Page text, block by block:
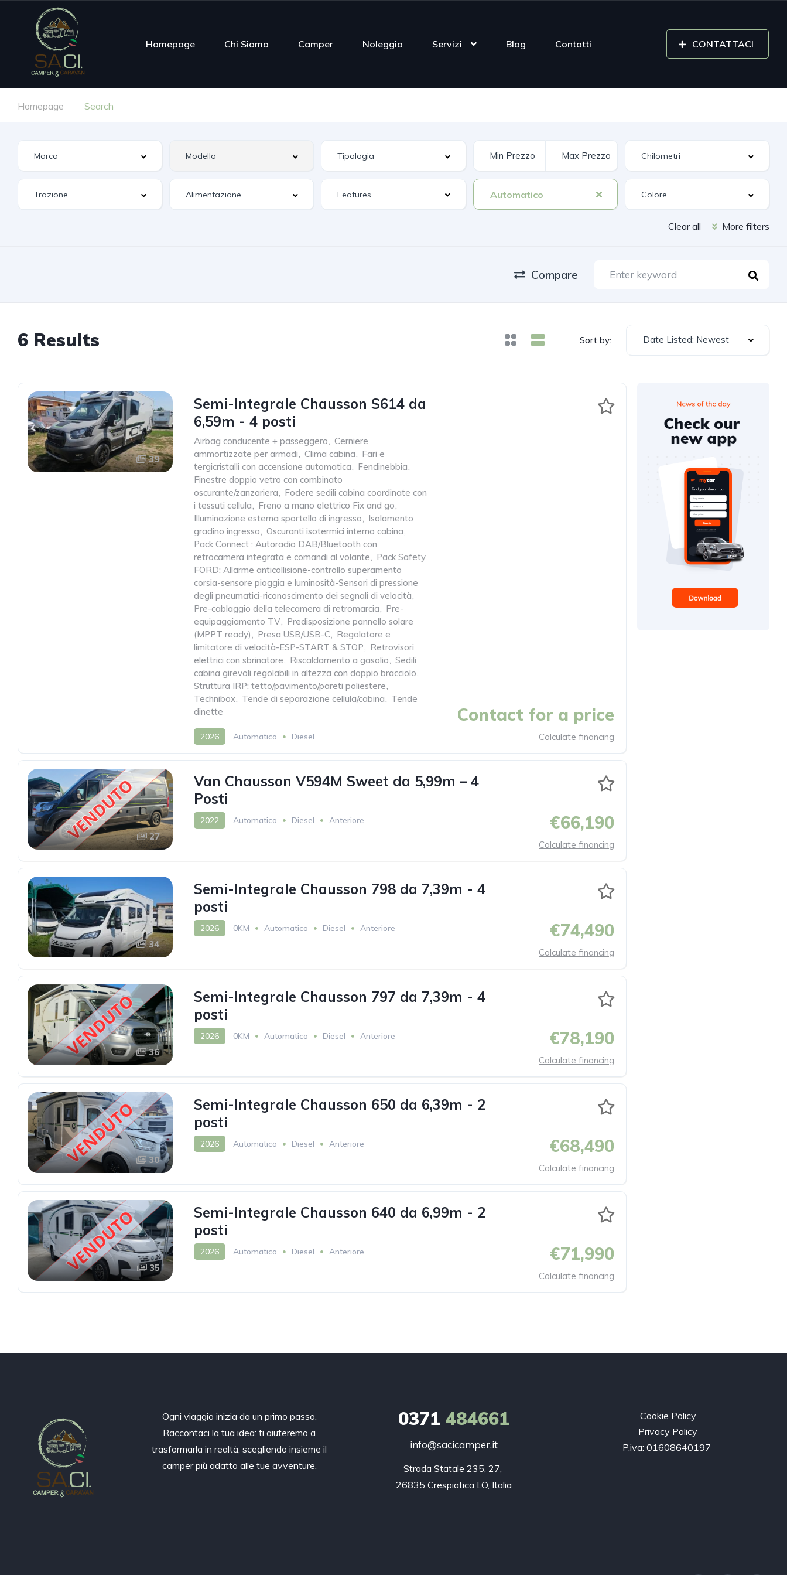
Homepage Chi Siamo Camper Noleggio Servizi Blog Contatti CONTATTACI
Homepage Search
Features Automatico
Clear all More filters
Compare
6 Results Sort by: Date Listed: Newest
39
Semi-Integrale Chausson S614 da
6,59m - 4 posti
Airbag conducente + passeggero, Cerniere
ammortizzate per armadi, Clima cabina, Fari e
tergicristalli con accensione automatica, Fendinebbia,
Finestre doppio vetro con combinato
oscurante/zanzariera, Fodere sedili cabina coordinate con
i tessuti cellula, Freno a mano elettrico Fix and go,
Illuminazione esterna sportello di ingresso, Isolamento
gradino ingresso, Oscuranti isotermici interno cabina,
Pack Connect : Autoradio DAB/Bluetooth con
retrocamera integrata e comandi al volante, Pack Safety
FORD: Allarme anticollisione-controllo superamento
corsia-sensore pioggia e luminosità-Sensori di pressione
degli pneumatici-riconoscimento dei segnali di velocità,
Pre-cablaggio della telecamera di retromarcia, Pre-
equipaggiamento TV, Predisposizione pannello solare
(MPPT ready), Presa USB/USB-C, Regolatore e
limitatore di velocità-ESP-START & STOP, Retrovisori
elettrici con sbrinatore, Riscaldamento a gasolio, Sedili
cabina girevoli regolabili in altezza con doppio bracciolo,
Struttura IRP: tetto/pavimento/pareti poliestere,
Technibox, Tende di separazione cellula/cabina, Tende
dinette
2026 Automatico Diesel
Contact for a price
Calculate financing
27
Van Chausson V594M Sweet da 5,99m – 4
Posti
2022 Automatico Diesel Anteriore €66,190
Calculate financing
34
Semi-Integrale Chausson 798 da 7,39m - 4
posti
2026 0KM Automatico Diesel Anteriore €74,490
Calculate financing
36
Semi-Integrale Chausson 797 da 7,39m - 4
posti
2026 0KM Automatico Diesel Anteriore €78,190
Calculate financing
30
Semi-Integrale Chausson 650 da 6,39m - 2
posti
2026 Automatico Diesel Anteriore €68,490
Calculate financing
35
Semi-Integrale Chausson 640 da 6,99m - 2
posti
2026 Automatico Diesel Anteriore €71,990
Calculate financing
Ogni viaggio inizia da un primo passo.
Raccontaci la tua idea: ti aiuteremo a
trasformarla in realtà, scegliendo insieme il
camper più adatto alle tue avventure.
0371 484661
info@sacicamper.it
Strada Statale 235, 27,
26835 Crespiatica LO, Italia
Cookie Policy
Privacy Policy
P.iva: 01608640197